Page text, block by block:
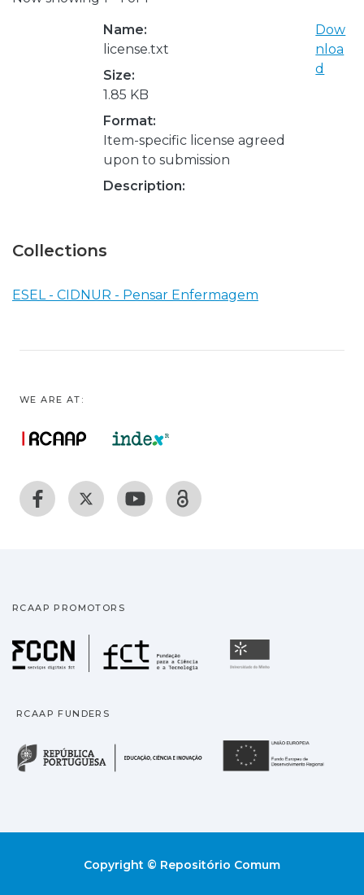
Name:
license.txt
Size:
1.85 KB
Format:
Item-specific license agreed
upon to submission
Description:
Dow
nloa
d
Collections
ESEL - CIDNUR - Pensar Enfermagem
WE ARE AT:
RCAAP PROMOTORS
Fundação para a
RCAAP FUNDERS
República Portuguesa
Copyright © Repositório Comum